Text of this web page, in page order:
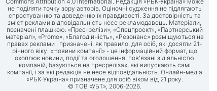
не поділяти точку зору авторів. Оціночні судження не підлягають
спростуванню та доведенню їх правдивості. За достовірність та
зміст реклами відповідальність несе рекламодавець. Матеріали,
позначені плашкою: «Прес-релізи», «Спецпроект», «Партнерський
матеріал», «Promo», «Благодійність», «Резонанс» розміщуються на
правах реклами і призначені, як правило, для осіб, які досягли 21-
річного віку. «Новини компанії» - це інформаційний формат, що
охоплює новини, події та оголошення, пов'язані з діяльністю
компаній, базуються на пресрелізах, які випускають самі
компанії, і за які редакція не несе відповідальність. Онлайн-медіа
«РБК-Україна» призначене для осіб віком від 21 року.
© ТОВ «УБТ», 2006-2026.